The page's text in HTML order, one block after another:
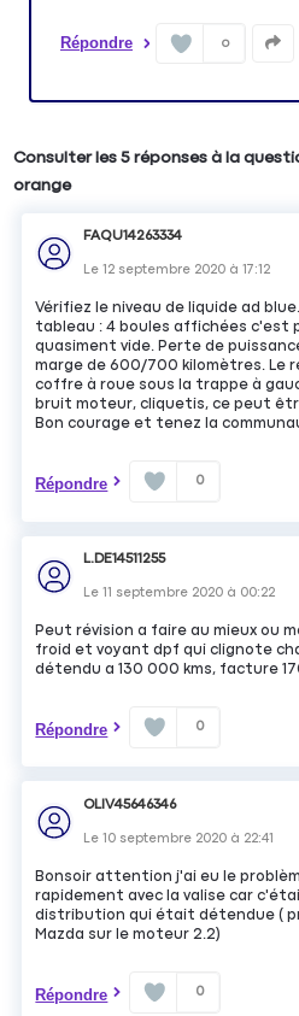
Répondre 0
Consulter les 5 réponses à la
orange
FAQU14263334
Le12 septembre 2020 à17:12
Vérifiez le niveau de liquide ad
tableau : 4 boules affichées c'est
quasiment vide. Perte de
marge de 600/700 kilomètres. Le
coffre à roue sous la trappe à
bruit moteur, cliquetis, ce peut
Bon courage et tenez la
Répondre 0
L.DE14511255
Le11 septembre 2020 à 00:22
Peut révision a faire au mieux ou
froid et voyant dpf qui clignote
détendu a 130 000 kms, facture
Répondre 0
OLIV45646346
Le10 septembre 2020 à 22:41
Bonsoir attention j'ai eu le
rapidement avec la valise car
distribution qui était détendue (
Mazda sur le moteur 2.2)
Répondre 0